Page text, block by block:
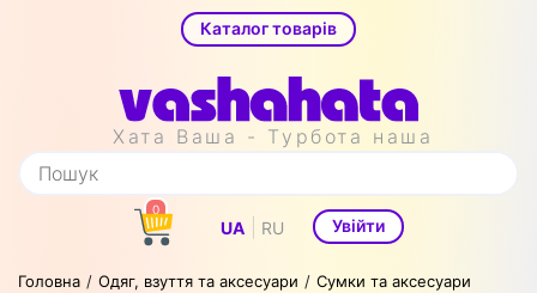
Каталог товарів
Хата Ваша - Турбота наша
0
UA RU Увійти
Головна Одяг, взуття та аксесуари
Сумки та аксесуари